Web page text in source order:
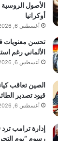
الأصول
أوكرانيا
أغسطس 6, 2026
تحسن معنويات
الألماني رغم
أغسطس 6, 2026
الصين تعاقب
قيود تصدير
أغسطس 6, 2026
رسوم “يوم